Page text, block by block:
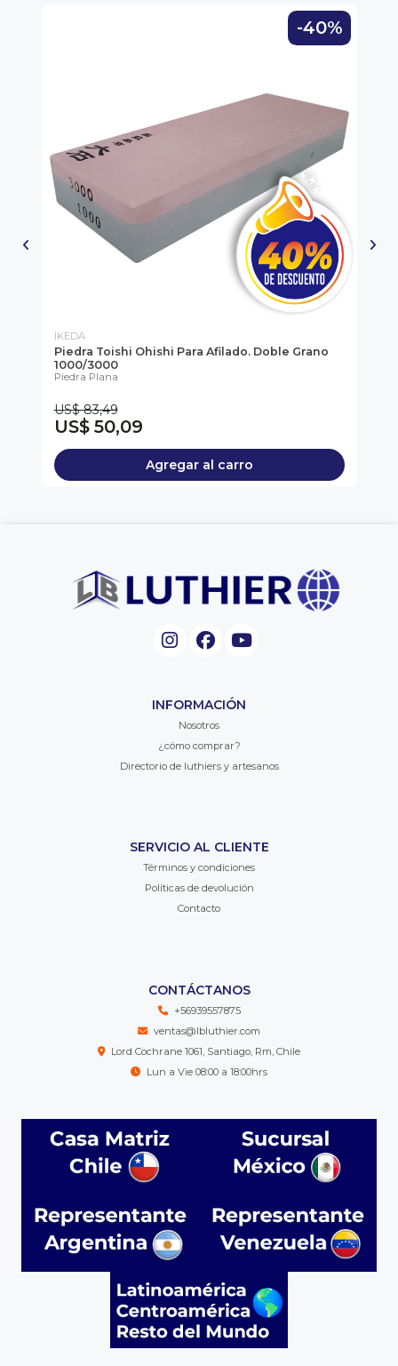
-40%
IKEDA
Piedra Toishi Ohishi Para Afilado. Doble Grano
1000/3000
Piedra Plana
US$ 83,49
US$ 50,09
Agregar al carro
INFORMACIÓN
Nosotros
¿cómo comprar?
Directorio de luthiers y artesanos
SERVICIO AL CLIENTE
Términos y condiciones
Políticas de devolución
Contacto
CONTÁCTANOS
+56939557875
ventas@lbluthier.com
Lord Cochrane 1061, Santiago, Rm, Chile
Lun a Vie 08:00 a 18:00hrs